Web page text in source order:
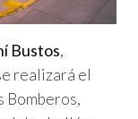
Bustos,
realizará el
Bomberos,